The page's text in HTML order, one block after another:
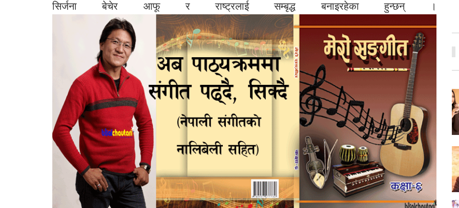
सिर्जना बेचेर आफू र राष्ट्रलाई सम्बृद्ध बनाइरहेका हुन्छन् ।